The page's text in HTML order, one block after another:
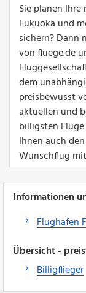
Sie planen
Fukuoka und
sichern? Dann
von fluege.de
dem
preisbewusst
aktuellen und
billigsten
Ihnen auch
Wunschflug
Informationen
Flughafen
Übersicht -
Billigflieger